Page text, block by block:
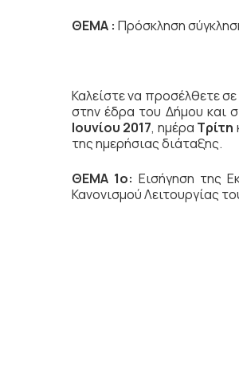
ΘΕΜΑ : Πρόσκληση
Καλείστε να προσέλθετε σε
στην έδρα του Δήμου και
Ιουνίου 2017, ημέρα Τρίτη
της ημερήσιας διάταξης.
ΘΕΜΑ 1ο:Εισήγηση της
Κανονισμού Λειτουργίας